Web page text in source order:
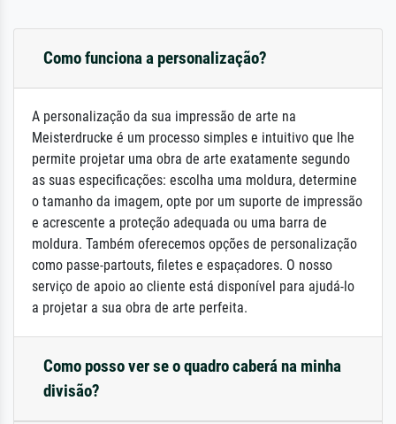
Como funciona a personalização?
A personalização da sua impressão de arte na
Meisterdrucke é um processo simples e intuitivo que lhe
permite projetar uma obra de arte exatamente segundo
as suas especificações: escolha uma moldura, determine
o tamanho da imagem, opte por um suporte de impressão
e acrescente a proteção adequada ou uma barra de
moldura. Também oferecemos opções de personalização
como passe-partouts, filetes e espaçadores. O nosso
serviço de apoio ao cliente está disponível para ajudá-lo
a projetar a sua obra de arte perfeita.
Como posso ver se o quadro caberá na minha
divisão?